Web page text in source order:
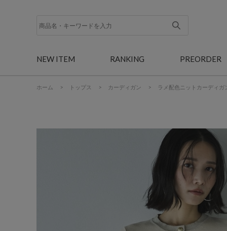
NEW ITEM RANKING PREORDER
ホーム > トップス > カーディガン > ラメ配色ニットカーディガ